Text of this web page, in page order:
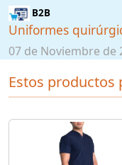
B2B
Uniformes
07 de Noviembre de
Estos